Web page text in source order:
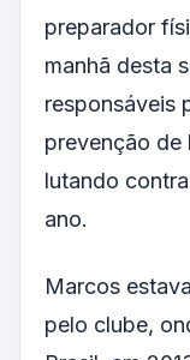
preparador
manhã desta
responsáveis
prevenção de
lutando
ano.
Marcos
pelo clube,